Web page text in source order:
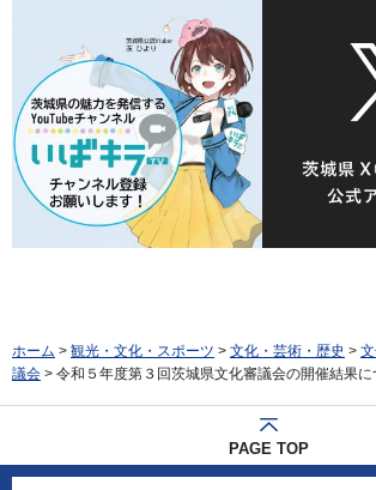
ホーム > 観光・文化・スポーツ > 文化・芸術・歴史 >
議会 > 令和５年度第３回茨城県文化審議会の開催結果に
PAGE TOP